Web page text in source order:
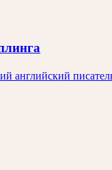
английский